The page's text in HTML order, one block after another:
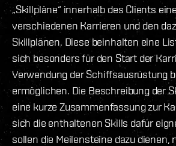
„Skillpläne“ innerhalb des Clients
verschiedenen Karrieren und den
Skillplänen. Diese beinhalten eine
sich besonders für den Start der
Verwendung der Schiffsausrüstung
ermöglichen. Die Beschreibung der
eine kurze Zusammenfassung zur
sich die enthaltenen Skills dafür
sollen die Meilensteine dazu dienen,